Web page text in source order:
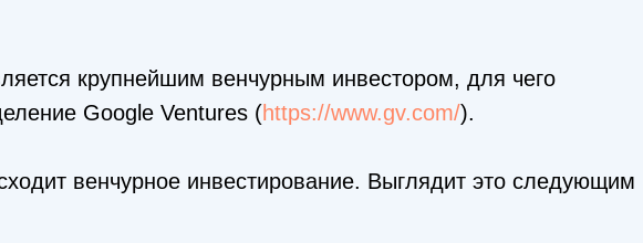
крупнейшим венчурным инвестором, для чего
Google Ventures (https://www.gv.com/).
венчурное инвестирование. Выглядит это следующим